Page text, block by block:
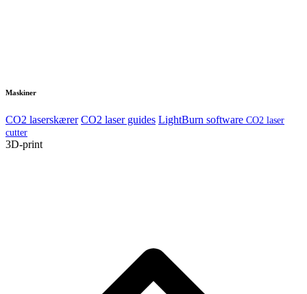
Maskiner
CO2 laserskærer CO2 laser guides LightBurn software CO2 laser
cutter
3D-print